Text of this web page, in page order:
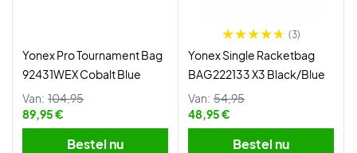
Yonex Pro Tournament Bag
92431WEX Cobalt Blue
Van: 104,95
89,95 €
Bestel nu
(3)
Yonex Single Racketbag
BAG222133 X3 Black/Blue
Van: 54,95
48,95 €
Bestel nu